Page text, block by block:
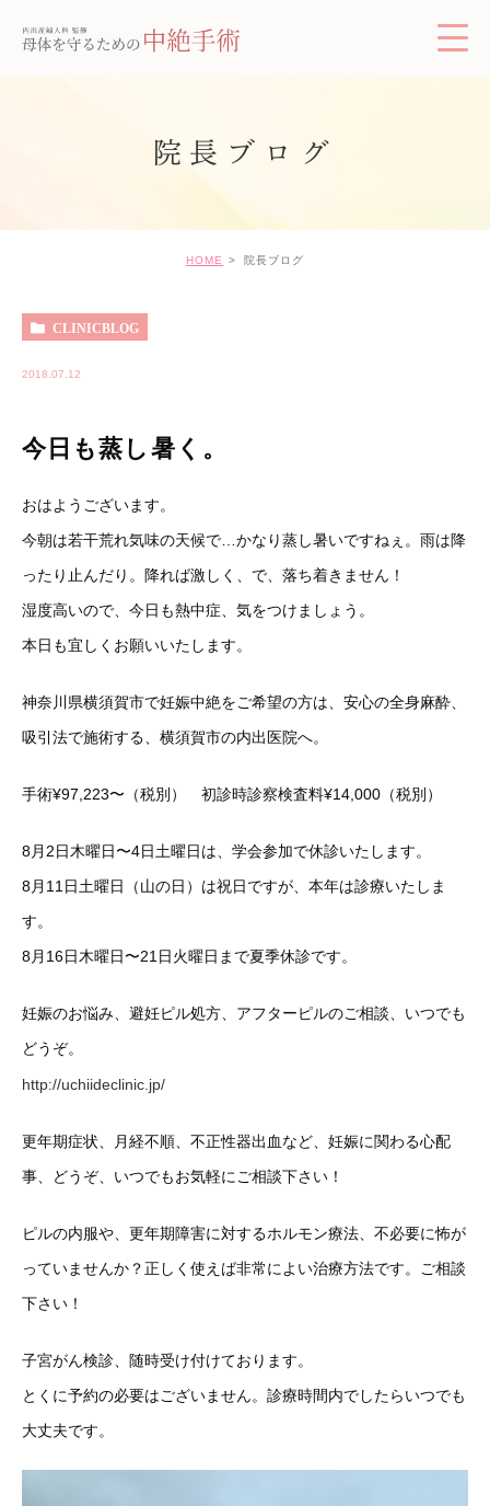
院長ブログ
HOME 院長ブログ
CLINICBLOG
2018.07.12
今日も蒸し暑く。
おはようございます。
今朝は若干荒れ気味の天候で…かなり蒸し暑いですねぇ。雨は降
ったり止んだり。降れば激しく、で、落ち着きません！
湿度高いので、今日も熱中症、気をつけましょう。
本日も宜しくお願いいたします。
神奈川県横須賀市で妊娠中絶をご希望の方は、安心の全身麻酔、
吸引法で施術する、横須賀市の内出医院へ。
手術¥97,223〜（税別） 初診時診察検査料¥14,000（税別）
8月2日木曜日〜4日土曜日は、学会参加で休診いたします。
8月11日土曜日（山の日）は祝日ですが、本年は診療いたしま
す。
8月16日木曜日〜21日火曜日まで夏季休診です。
妊娠のお悩み、避妊ピル処方、アフターピルのご相談、いつでも
どうぞ。
http://uchiideclinic.jp/
更年期症状、月経不順、不正性器出血など、妊娠に関わる心配
事、どうぞ、いつでもお気軽にご相談下さい！
ピルの内服や、更年期障害に対するホルモン療法、不必要に怖が
っていませんか？正しく使えば非常によい治療方法です。ご相談
下さい！
子宮がん検診、随時受け付けております。
とくに予約の必要はございません。診療時間内でしたらいつでも
大丈夫です。